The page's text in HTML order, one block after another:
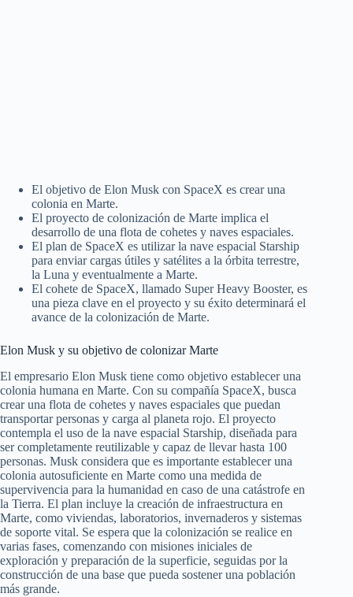
El objetivo de Elon Musk con SpaceX es crear una
colonia en Marte.
El proyecto de colonización de Marte implica el
desarrollo de una flota de cohetes y naves espaciales.
El plan de SpaceX es utilizar la nave espacial Starship
para enviar cargas útiles y satélites a la órbita terrestre,
la Luna y eventualmente a Marte.
El cohete de SpaceX, llamado Super Heavy Booster, es
una pieza clave en el proyecto y su éxito determinará el
avance de la colonización de Marte.
Elon Musk y su objetivo de colonizar Marte
El empresario Elon Musk tiene como objetivo establecer una
colonia humana en Marte. Con su compañía SpaceX, busca
crear una flota de cohetes y naves espaciales que puedan
transportar personas y carga al planeta rojo. El proyecto
contempla el uso de la nave espacial Starship, diseñada para
ser completamente reutilizable y capaz de llevar hasta 100
personas. Musk considera que es importante establecer una
colonia autosuficiente en Marte como una medida de
supervivencia para la humanidad en caso de una catástrofe en
la Tierra. El plan incluye la creación de infraestructura en
Marte, como viviendas, laboratorios, invernaderos y sistemas
de soporte vital. Se espera que la colonización se realice en
varias fases, comenzando con misiones iniciales de
exploración y preparación de la superficie, seguidas por la
construcción de una base que pueda sostener una población
más grande.